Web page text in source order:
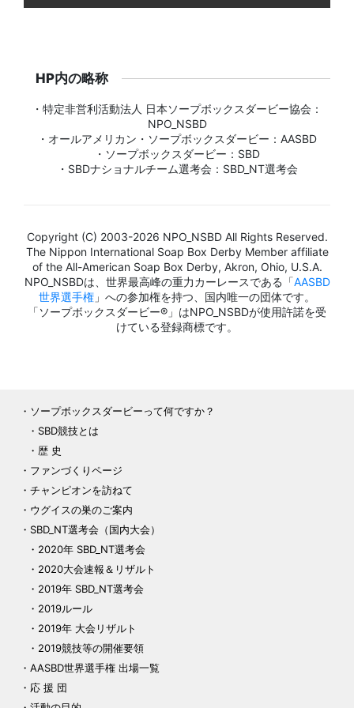
HP内の略称
・特定非営利活動法人 日本ソープボックスダービー協会：
NPO_NSBD
・オールアメリカン・ソープボックスダービー：AASBD
・ソープボックスダービー：SBD
・SBDナショナルチーム選考会：SBD_NT選考会
Copyright (C) 2003-2026 NPO_NSBD All Rights Reserved.
The Nippon International Soap Box Derby Member affiliate
of the All-American Soap Box Derby, Akron, Ohio, U.S.A.
NPO_NSBDは、世界最高峰の重力カーレースである「AASBD
世界選手権 」への参加権を持つ、国内唯一の団体です。
「ソープボックスダービー®」はNPO_NSBDが使用許諾を受
けている登録商標です。
ソープボックスダービーって何ですか？
SBD競技とは
歴 史
ファンづくりページ
チャンピオンを訪ねて
ウグイスの巣のご案内
SBD_NT選考会（国内大会）
2020年 SBD_NT選考会
2020大会速報＆リザルト
2019年 SBD_NT選考会
2019ルール
2019年 大会リザルト
2019競技等の開催要領
AASBD世界選手権 出場一覧
応 援 団